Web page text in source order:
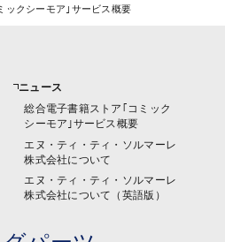
ックシーモア｣サービス概要
ニュース
総合電子書籍ストア｢コミック
シーモア｣サービス概要
エヌ・ティ・ティ・ソルマーレ
株式会社について
エヌ・ティ・ティ・ソルマーレ
株式会社について（英語版）